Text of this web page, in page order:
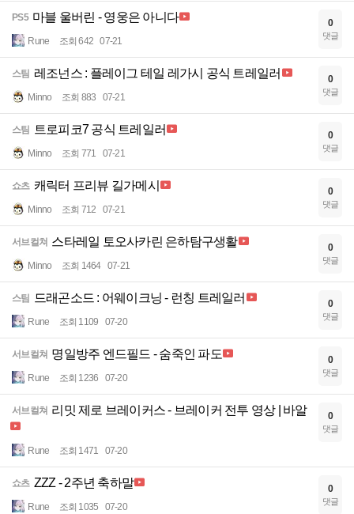
PS5 마블 울버린 - 영웅은 아니다
Rune 조회 642 07-21
0
댓글
스팀 레조넌스 : 플레이그 테일 레가시 공식 트레일러
Minno 조회 883 07-21
0
댓글
스팀 트로피코7 공식 트레일러
Minno 조회 771 07-21
0
댓글
쇼츠 캐릭터 프리뷰 길가메시
Minno 조회 712 07-21
0
댓글
서브컬쳐 스타레일 토오사카린 은하탐구생활
Minno 조회 1464 07-21
0
댓글
스팀 드래곤소드 : 어웨이크닝 - 런칭 트레일러
Rune 조회 1109 07-20
0
댓글
서브컬쳐 명일방주 엔드필드 - 숨죽인 파도
Rune 조회 1236 07-20
0
댓글
서브컬쳐 리밋 제로 브레이커스 - 브레이커 전투 영상 | 바알
Rune 조회 1471 07-20
0
댓글
쇼츠 ZZZ - 2주년 축하말
Rune 조회 1035 07-20
0
댓글